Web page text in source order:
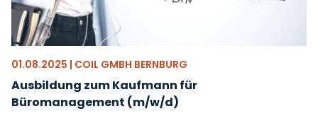
01.08.2025 | COIL GMBH BERNBURG
Ausbildung zum Kaufmann für
Büromanagement (m/w/d)